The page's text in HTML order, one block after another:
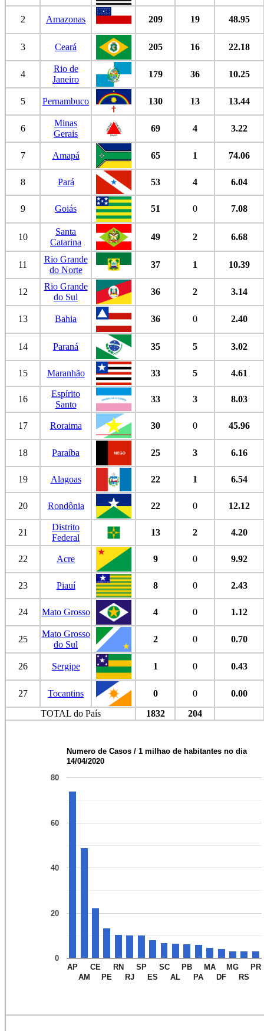
2 Amazonas 209 19 48.95
3 Ceará 205 16 22.18
4
Rio de
Janeiro
179 36 10.25
5 Pernambuco 130 13 13.44
6
Minas
Gerais
69 4 3.22
7 Amapá 65 1 74.06
8 Pará 53 4 6.04
9 Goiás 51 0 7.08
10
Santa
Catarina
49 2 6.68
11
Rio Grande
do Norte
37 1 10.39
12
Rio Grande
do Sul
36 2 3.14
13 Bahia 36 0 2.40
14 Paraná 35 5 3.02
15 Maranhão 33 5 4.61
16
Espírito
Santo
33 3 8.03
17 Roraima 30 0 45.96
18 Paraíba 25 3 6.16
19 Alagoas 22 1 6.54
20 Rondônia 22 0 12.12
21
Distrito
Federal
13 2 4.20
22 Acre 9 0 9.92
23 Piauí 8 0 2.43
24 Mato Grosso 4 0 1.12
25
Mato Grosso
do Sul
2 0 0.70
26 Sergipe 1 0 0.43
27 Tocantins 0 0
0.00
TOTAL do País
1832 204
Numero de Casos / 1 milhao de habitantes no dia
14/04/2020
AP
AM
CE
PE
RN
RJ
SP
ES
SC
AL
PB
PA
MA
DF
MG
RS
PR
0
20
40
60
80